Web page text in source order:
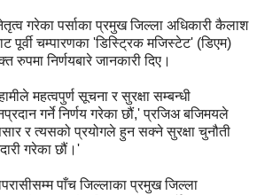
गरेका पर्साका प्रमुख जिल्ला अधिकारी कैलाश
पूर्वी चम्पारणका 'डिस्ट्रिक मजिस्टेट' (डिएम)
निर्णयबारे जानकारी दिए।
महत्वपुर्ण सूचना र सुरक्षा सम्बन्धी
गर्ने निर्णय गरेका छौं,' प्रजिअ बजिमयले
र त्यसको प्रयोगले हुन सक्ने सुरक्षा चुनौती
गरेका छौं।'
पाँच जिल्लाका प्रमुख जिल्ला